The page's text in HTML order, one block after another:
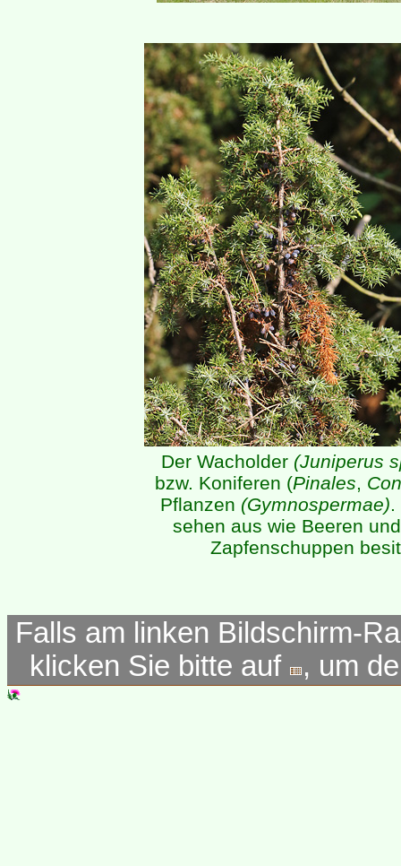
Der Wacholder (Juniperus
bzw. Koniferen (Pinales
Pflanzen (Gymnospermae)
sehen aus wie Beeren
Zapfenschuppen
Falls am linken Bildschirm-
klicken Sie bitte auf
, um